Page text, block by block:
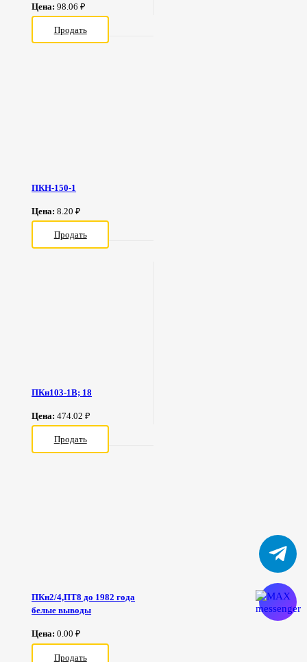
Цена:98.06 ₽
Продать
ПКН-150-1
Цена:8.20 ₽
Продать
ПКн103-1В; 18
Цена:474.02 ₽
Продать
ПКн2/4,ПТ8 до 1982 года
белые выводы
Цена:0.00 ₽
Продать